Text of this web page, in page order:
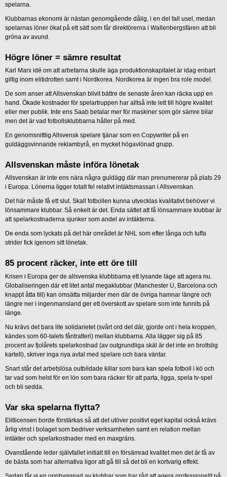
spelarna.
Klubbarnas ekonomi är nästan genomgående dålig, i en del fall usel, medan
spelarnas löner ökat på ett sätt som får direktörerna i Wallenbergsfären att bli
gröna av avund.
Högre löner = sämre resultat
Karl Marx idé om att arbetarna skulle äga produktionskapitalet är idag enbart
giltig inom elitidrotten samt i Nordkorea. Nordkorea är ingen bra role model.
De som anser att Allsvenskan blivit bättre de senaste åren kan räcka upp en
hand. Ökade kostnader för spelartruppen har alltså inte lett till högre kvalitet
eller mer publik. Inte ens Saab betalar mer för maskiner som gör sämre bilar
men det är vad fotbollsklubbarna håller på med.
En genomsnittlig Allsvensk spelare tjänar som en Copywriter på en
guldäggsvinnande reklambyrå, en mycket högavlönad grupp.
Allsvenskan måste införa lönetak
Allsvenskan är inte ens nära några guldägg där man prenumererar på plats 29
i Europa. Lönerna ligger totalt fel relativt intäktsmassan i Allsvenskan.
Det här måste få ett slut. Skall fotbollen kunna utvecklas kvalitativt behöver vi
lönsammare klubbar. Så enkelt är det. Enda sättet att få lönsammare klubbar är
att spelarkostnaderna sjunker som andel av intäkterna.
De enda som lyckats på det här området är NHL som efter långa och tuffa
strider fick igenom sitt lönetak.
85 procent räcker, inte ett öre till
Krisen i Europa ger de allsvenska klubbbarna ett lysande läge att agera nu.
Globaliseringen där ett litet antal megaklubbar (Manchester U, Barcelona och
knappt åtta till) kan omsätta miljarder men där de övriga hamnar längre och
längre ner i ingenmansland ger ett överskott av spelare som inte funnits på
länge.
Nu krävs det bara lite solidarietet (svårt ord det där, gjorde ont i hela kroppen,
kändes som 60-talets fåntratteri) mellan klubbarna. Alla lägger sig på 85
procent av fjolårets spelarkostnad (av outgrundliga skäl är det inte en brottslig
kartell), skriver inga nya avtal med spelare och bara väntar.
Snart står det arbetslösa outbildade killar som bara kan spela fotboll i kö och
tar vad som helst för en lön som bara räcker för att parta, ligga, spela tv-spel
och bli sedda.
Var ska spelarna flytta?
Elitlicensen borde förstärkas så att det utöver positivt eget kapital också krävs
årlig vinst i bolaget som bedriver verksamheten samt en relation mellan
intäkter och spelarkostnader med en maxgräns.
Ovanstående leder självfallet initialt till en försämrad kvalitet men det är få av
de bästa som har alternativa ligor att gå till så det bli en kortvarig effekt.